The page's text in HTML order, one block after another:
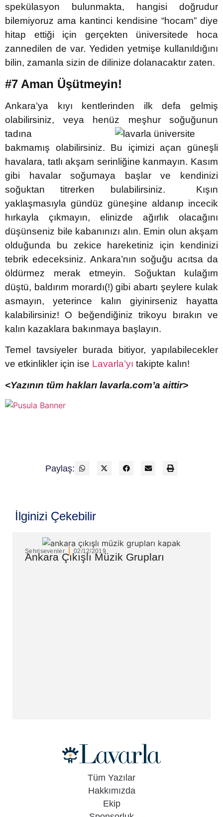
spekülasyon bulunmakta, hangisi doğrudur
bilemiyoruz ama kantinci kendisine “hocam” diye
hitap ettiği için gerçekten üniversitede hoca
zannedilen de var. Yediden yetmişe kullanıldığını
bilin, zamanla sizin de dilinize dolanacaktır zaten.
#7 Aman Üşütmeyin!
Ankara’ya kıyı kentlerinden ilk defa gelmiş
olabilirsiniz, veya henüz meşhur soğuğunun
tadına
bakmamış olabilirsiniz. Bu içimizi açan güneşli
havalara, tatlı akşam serinliğine kanmayın. Kasım
gibi havalar soğumaya başlar ve kendinizi
soğuktan titrerken bulabilirsiniz. Kışın
yaklaşmasıyla gündüz güneşine aldanıp incecik
hırkayla çıkmayın, elinizde ağırlık olacağını
düşünseniz bile kabanınızı alın. Emin olun akşam
olduğunda bu zekice hareketiniz için kendinizi
tebrik edeceksiniz. Ankara’nın soğuğu acıtsa da
öldürmez merak etmeyin. Soğuktan kulağım
düştü, baldırım morardı(!) gibi abartı şeylere kulak
asmayın, yeterince kalın giyinirseniz hayatta
kalabilirsiniz! O beğendiğiniz trikoyu bırakın ve
kalın kazaklara bakınmaya başlayın.
Temel tavsiyeler burada bitiyor, yapılabilecekler
ve etkinlikler için ise Lavarla’yı takipte kalın!
<Yazının tüm hakları lavarla.com’a aittir>
Paylaş:
İlginizi Çekebilir
Şehrisevenler 02/12/2019
Ankara Çıkışlı Müzik Grupları
Tüm Yazılar
Hakkımızda
Ekip